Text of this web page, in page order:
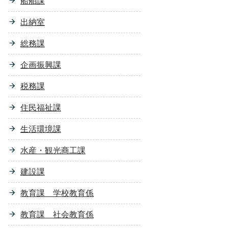
出納室
総務課
企画振興課
税務課
住民福祉課
生活環境課
水産・観光商工課
建設課
教育課 学校教育係
教育課 社会教育係